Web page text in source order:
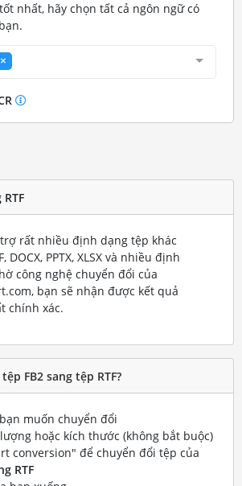
nhất, hãy chọn tất cả ngôn ngữ có
rất nhiều định dạng tệp khác
DOCX, PPTX, XLSX và nhiều định
công nghệ chuyển đổi của
bạn sẽ nhận được kết quả
chính xác.
FB2 sang tệp RTF?
muốn chuyển đổi
hoặc kích thước (không bắt buộc)
conversion" để chuyển đổi tệp của
RTF